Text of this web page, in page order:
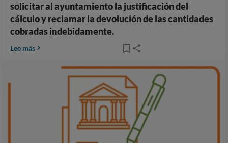
solicitar al ayuntamiento la justificación del
cálculo y reclamar la devolución de las cantidades
cobradas indebidamente.
Lee más